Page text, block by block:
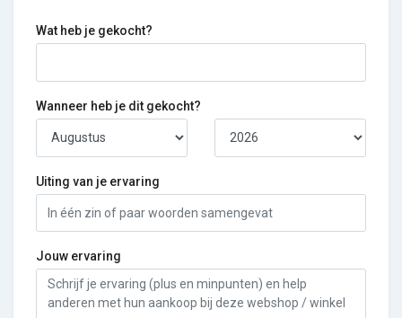
Wat heb je gekocht?
Wanneer heb je dit gekocht?
Uiting van je ervaring
Jouw ervaring